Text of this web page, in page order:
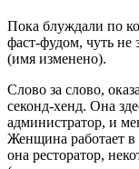
Пока блуждали по
фаст-фудом, чуть
(имя изменено).
Слово за слово,
секонд-хенд. Она
администратор, и
Женщина работает в
она ресторатор,